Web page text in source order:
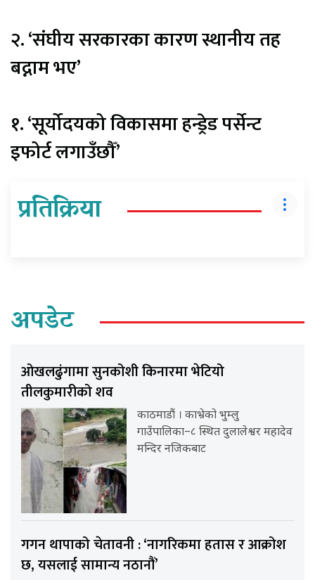
२. ‘संघीय सरकारका कारण स्थानीय तह
बद्नाम भए’
१. ‘सूर्योदयको विकासमा हन्ड्रेड पर्सेन्ट
इफोर्ट लगाउँछौँ’
प्रतिक्रिया
अपडेट
ओखलढुंगामा सुनकोशी किनारमा भेटियो
तीलकुमारीको शव
काठमाडौं । काभ्रेको भुम्लु
गाउँपालिका–८ स्थित दुलालेश्वर महादेव
मन्दिर नजिकबाट
गगन थापाको चेतावनी : ‘नागरिकमा हतास र आक्रोश
छ, यसलाई सामान्य नठानौं’